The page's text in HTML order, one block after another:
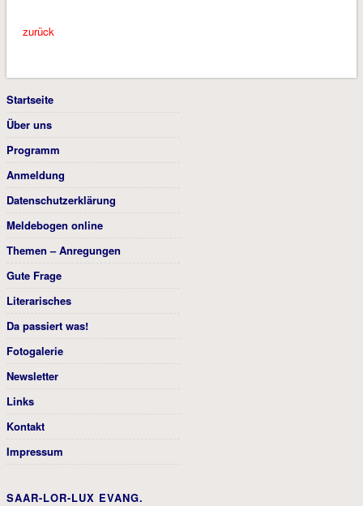
zurück
Startseite
Über uns
Programm
Anmeldung
Datenschutzerklärung
Meldebogen online
Themen – Anregungen
Gute Frage
Literarisches
Da passiert was!
Fotogalerie
Newsletter
Links
Kontakt
Impressum
SAAR-LOR-LUX EVANG.